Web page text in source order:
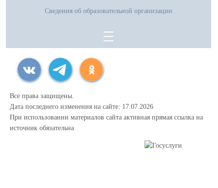
Сведения об образовательной организации
Все права защищены.
Дата последнего изменения на сайте: 17.07.2026
При использовании материалов сайта активная прямая ссылка на
источник обязательна